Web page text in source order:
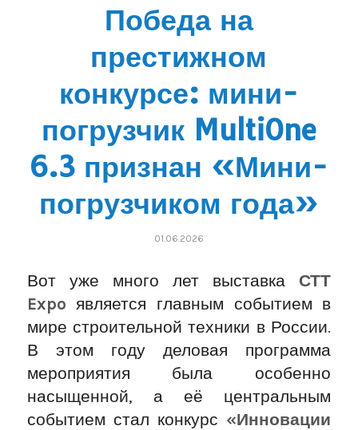
Победа на
престижном
конкурсе: мини-
погрузчик MultiOne
6.3 признан «Мини-
погрузчиком года»
01.06.2026
Вот уже много лет выставка СТТ
Expo является главным событием в
мире строительной техники в России.
В этом году деловая программа
мероприятия была особенно
насыщенной, а её центральным
событием стал конкурс «Инновации